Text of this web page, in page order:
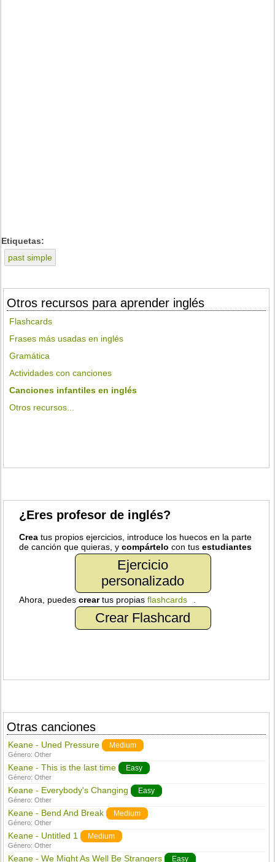
Etiquetas:
past simple
Otros recursos para aprender inglés
Flashcards
Frases más usadas en inglés
Gramática
Actividades con canciones
Canciones infantiles en inglés
Otros recursos...
¿Eres profesor de inglés?
Crea tus propios ejercicios, introduce los huecos en la parte
de canción que quieras, ycompártelo con tusestudiantes
Ejercicio
personalizado
Ahora, puedescreartus propiasflashcards .
Crear Flashcard
Otras canciones
Keane - Uned Pressure Medium
Género:Other
Keane - This is the last time Easy
Género:Other
Keane - Everybody's Changing Easy
Género:Other
Keane - Bend And Break Medium
Género:Other
Keane - Untitled 1 Medium
Género:Other
Keane - We Might As Well Be Strangers Easy